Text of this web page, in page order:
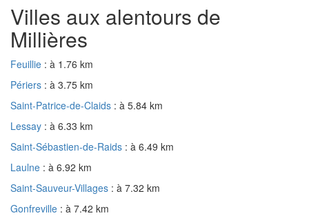
Villes aux alentours de
Millières
Feuillie : à 1.76 km
Périers : à 3.75 km
Saint-Patrice-de-Claids : à 5.84 km
Lessay : à 6.33 km
Saint-Sébastien-de-Raids : à 6.49 km
Laulne : à 6.92 km
Saint-Sauveur-Villages : à 7.32 km
Gonfreville : à 7.42 km